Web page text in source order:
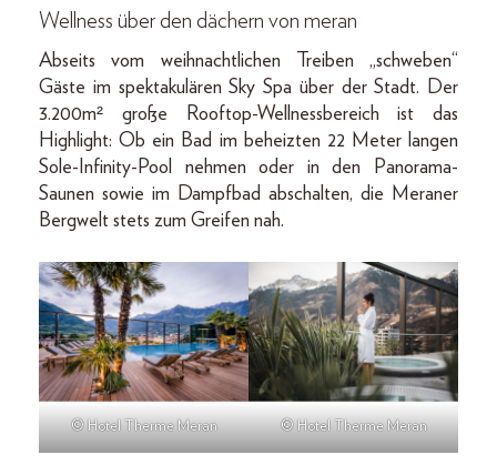
Wellness über den dächern von meran
Abseits vom weihnachtlichen Treiben „schweben“
Gäste im spektakulären Sky Spa über der Stadt. Der
3.200m² große Rooftop-Wellnessbereich ist das
Highlight: Ob ein Bad im beheizten 22 Meter langen
Sole-Infinity-Pool nehmen oder in den Panorama-
Saunen sowie im Dampfbad abschalten, die Meraner
Bergwelt stets zum Greifen nah.
© Hotel Therme Meran © Hotel Therme Meran